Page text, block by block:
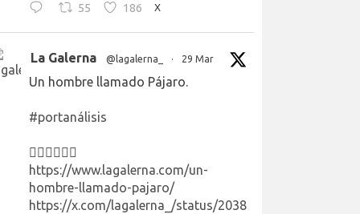
55 186 X
La Galerna @lagalerna_ · 29 Mar
Un hombre llamado Pájaro.
#portanálisis
👉🏻👉🏻👉🏻
https://www.lagalerna.com/un-
hombre-llamado-pajaro/
https://x.com/lagalerna_/status/2038